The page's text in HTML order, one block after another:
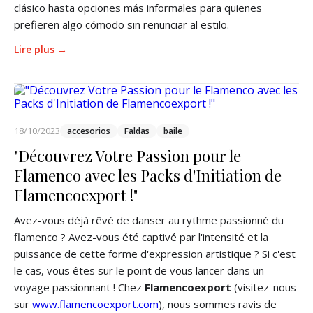
clásico hasta opciones más informales para quienes
prefieren algo cómodo sin renunciar al estilo.
Lire plus →
18/10/2023 accesorios Faldas baile
"Découvrez Votre Passion pour le
Flamenco avec les Packs d'Initiation de
Flamencoexport !"
Avez-vous déjà rêvé de danser au rythme passionné du
flamenco ? Avez-vous été captivé par l'intensité et la
puissance de cette forme d'expression artistique ? Si c'est
le cas, vous êtes sur le point de vous lancer dans un
voyage passionnant ! Chez Flamencoexport (visitez-nous
sur www.flamencoexport.com), nous sommes ravis de